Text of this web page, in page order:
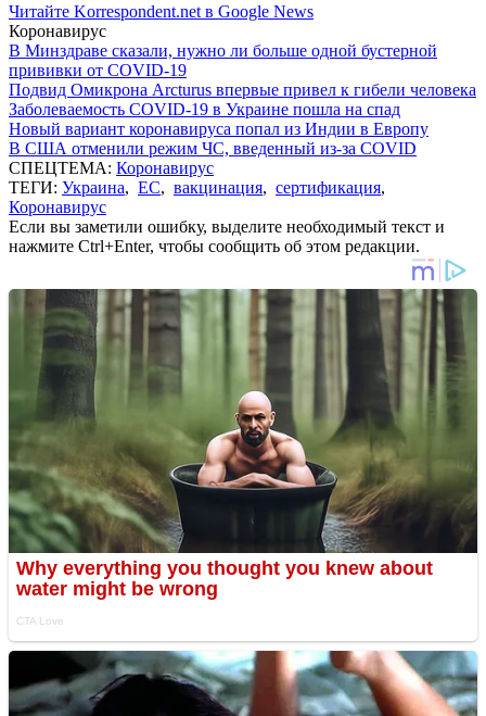
Читайте Korrespondent.net в Google News
Коронавирус
В Минздраве сказали, нужно ли больше одной бустерной
прививки от COVID-19
Подвид Омикрона Arcturus впервые привел к гибели человека
Заболеваемость COVID-19 в Украине пошла на спад
Новый вариант коронавируса попал из Индии в Европу
В США отменили режим ЧС, введенный из-за COVID
СПЕЦТЕМА: Коронавирус
ТЕГИ: Украина, ЕС, вакцинация, сертификация,
Коронавирус
Если вы заметили ошибку, выделите необходимый текст и
нажмите Ctrl+Enter, чтобы сообщить об этом редакции.